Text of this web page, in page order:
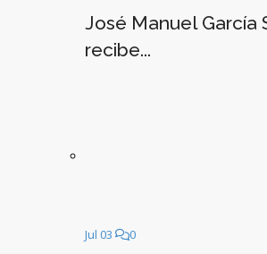
José Manuel García
recibe...
Jul 03 0